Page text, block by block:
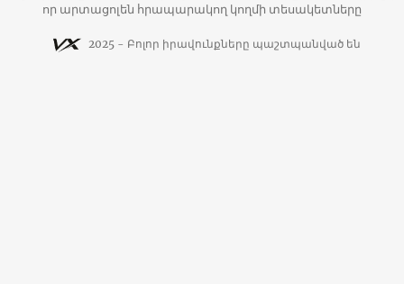
որ արտացոլեն հրապարակող կողմի տեսակետները
2025 - Բոլոր իրավունքները պաշտպանված են